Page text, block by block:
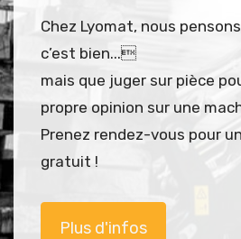
Chez Lyomat, nous
c’est bien...
mais que juger sur pièce
propre opinion sur une
Prenez rendez-vous pour
gratuit !
Plus d'infos